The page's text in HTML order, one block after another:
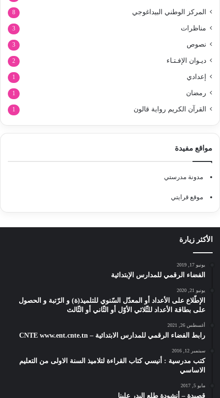
المركز الوطني البيداغوجي 8
مناظرات 3
نصوص 3
ديـوان الإفـتـاء 2
إعدادي 1
رمضان 1
القرآن الكريم رواية قالون 1
مواقع مفيدة
مدونة مدرستي
موقع قرايتي
الأكثر زيارة
يونيو 17, 2019
الفضاء الرقمي للمدارس الإبتدائية
يونيو 21, 2020
الإطّلاع على الأعداد أو المعدّل السّنوي للتلميذ(ة) و الرّتبة و الحصول
على بطاقة الأعداد للثّلاثي الأوّل أو الثّاني أو الثّالث
أغسطس 26, 2021
رابط الفضاء الرقمي للمدارس الابتدائية – CNTE www.ent.cnte.tn
سبتمبر 12, 2016
كتب مدرسية : أنيسي كتاب القراءة لتلاميذ السنة الاولى من التعليم
الاساسي
مايو 5, 2017
قصيدة – أنشودة طلع البدر علينا